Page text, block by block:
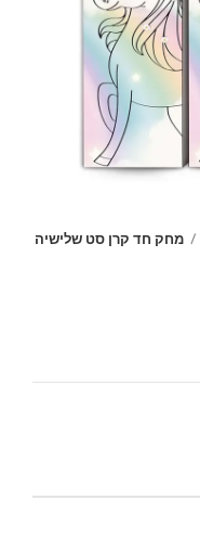
מחק חד קרן סט שלישיה